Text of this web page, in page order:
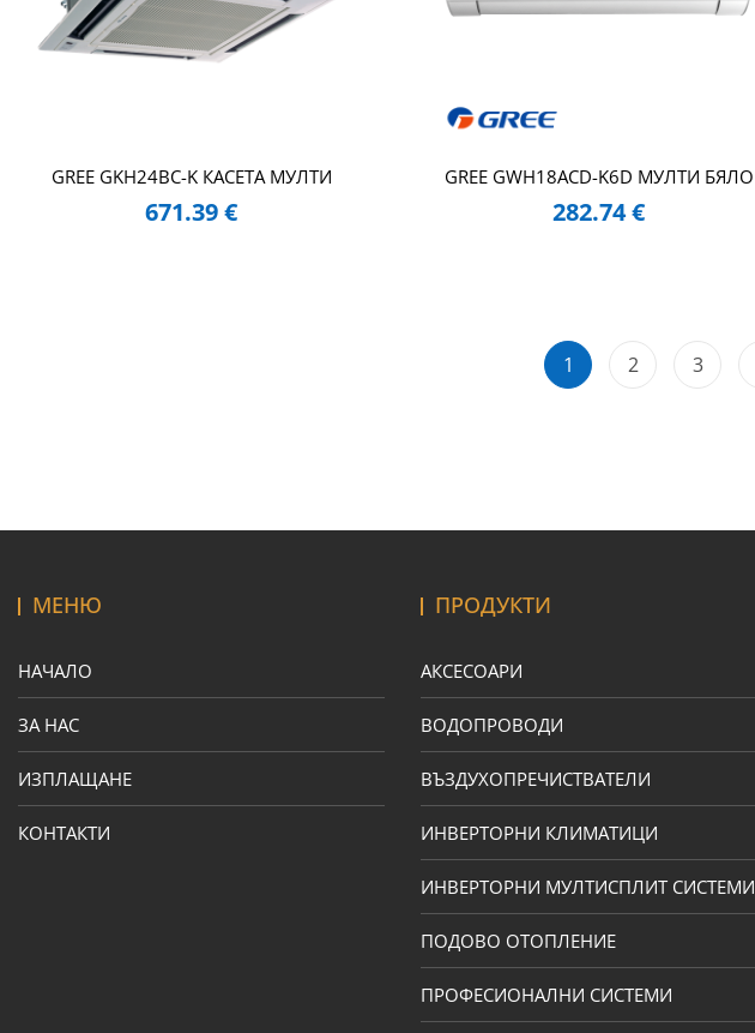
GREE GKH24BC-K КАСЕТА МУЛТИ
671.39€
GREE GWH18ACD-K6D МУЛТИ БЯЛО
282.74€
1 2 3
МЕНЮ
НАЧАЛО
ЗА НАС
ИЗПЛАЩАНЕ
КОНТАКТИ
ПРОДУКТИ
АКСЕСОАРИ
ВОДОПРОВОДИ
ВЪЗДУХОПРЕЧИСТВАТЕЛИ
ИНВЕРТОРНИ КЛИМАТИЦИ
ИНВЕРТОРНИ МУЛТИСПЛИТ СИСТЕМИ
ПОДОВО ОТОПЛЕНИЕ
ПРОФЕСИОНАЛНИ СИСТЕМИ